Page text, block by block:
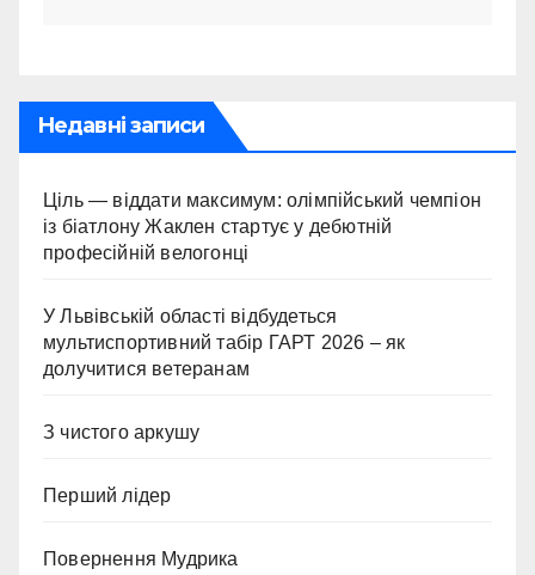
Недавні записи
Ціль — віддати максимум: олімпійський чемпіон
із біатлону Жаклен стартує у дебютній
професійній велогонці
У Львівській області відбудеться
мультиспортивний табір ГАРТ 2026 – як
долучитися ветеранам
З чистого аркушу
Перший лідер
Повернення Мудрика